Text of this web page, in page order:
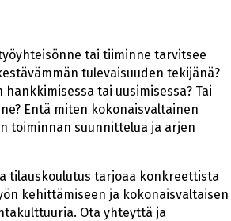
tai tiiminne tarvitsee
tulevaisuuden tekijänä?
tai uusimisessa? Tai
Entä miten kokonaisvaltainen
toiminnan suunnittelua ja arjen
tilauskoulutus tarjoaa konkreettista
kehittämiseen ja kokonaisvaltaisen
Ota yhteyttä ja